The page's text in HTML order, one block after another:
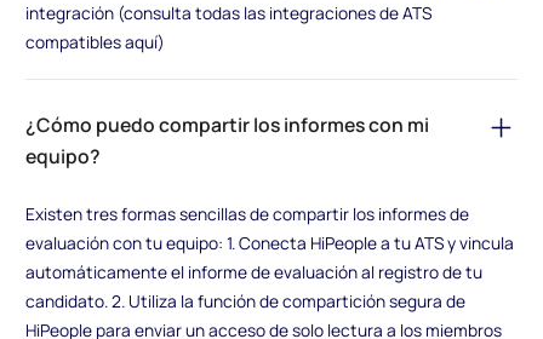
integración (consulta todas las integraciones de ATS
compatibles aquí)
¿Cómo puedo compartir los informes con mi
equipo?
Existen tres formas sencillas de compartir los informes de
evaluación con tu equipo: 1. Conecta HiPeople a tu ATS y vincula
automáticamente el informe de evaluación al registro de tu
candidato. 2. Utiliza la función de compartición segura de
HiPeople para enviar un acceso de solo lectura a los miembros